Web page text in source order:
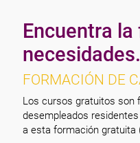
Encuentra
necesidades.
FORMACIÓN DE
Los cursos gratuitos son
desempleados
a esta formación gratuita